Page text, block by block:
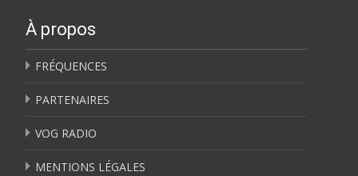
À propos
FRÉQUENCES
PARTENAIRES
VOG RADIO
MENTIONS LÉGALES